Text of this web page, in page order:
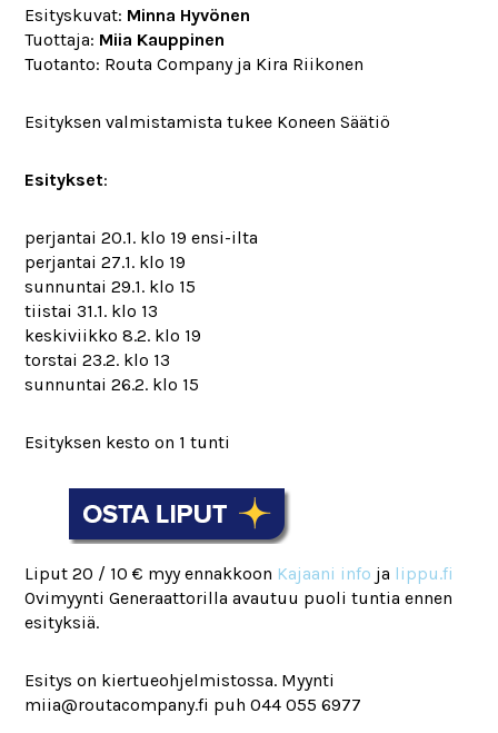
Esityskuvat: Minna Hyvönen
Tuottaja: Miia Kauppinen
Tuotanto: Routa Company ja Kira Riikonen
Esityksen valmistamista tukee Koneen Säätiö
Esitykset:
perjantai 20.1. klo 19 ensi-ilta
perjantai 27.1. klo 19
sunnuntai 29.1. klo 15
tiistai 31.1. klo 13
keskiviikko 8.2. klo 19
torstai 23.2. klo 13
sunnuntai 26.2. klo 15
Esityksen kesto on 1 tunti
Liput 20 / 10 € myy ennakkoon Kajaani info ja lippu.fi
Ovimyynti Generaattorilla avautuu puoli tuntia ennen
esityksiä.
Esitys on kiertueohjelmistossa. Myynti
miia@routacompany.fi puh 044 055 6977